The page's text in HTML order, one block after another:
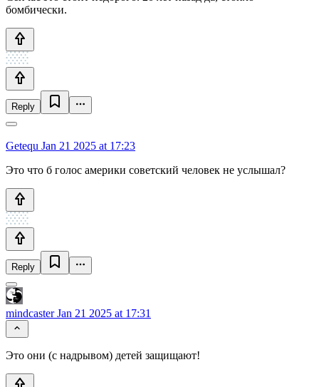
бомбически.
Reply
Getequ Jan 21 2025 at 17:23
Это что б голос америки советский человек не услышал?
Reply
mindcasterJan 21 2025 at 17:31
Это они (с надрывом) детей защищают!